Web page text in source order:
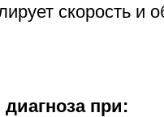
скорость и
при: